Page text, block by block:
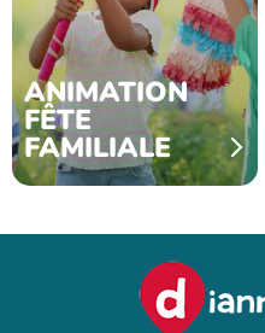
ANIMATION
FÊTE
FAMILIALE